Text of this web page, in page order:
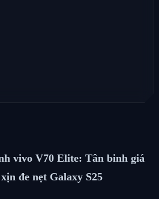
vivo V70 Elite: Tân binh giá
đe nẹt Galaxy S25